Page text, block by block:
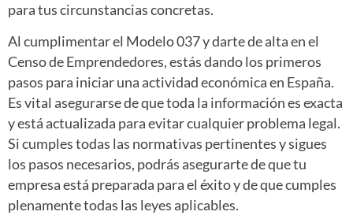
para tus circunstancias concretas.
Al cumplimentar el Modelo 037 y darte de alta en el
Censo de Emprendedores, estás dando los primeros
pasos para iniciar una actividad económica en España.
Es vital asegurarse de que toda la información es exacta
y está actualizada para evitar cualquier problema legal.
Si cumples todas las normativas pertinentes y sigues
los pasos necesarios, podrás asegurarte de que tu
empresa está preparada para el éxito y de que cumples
plenamente todas las leyes aplicables.